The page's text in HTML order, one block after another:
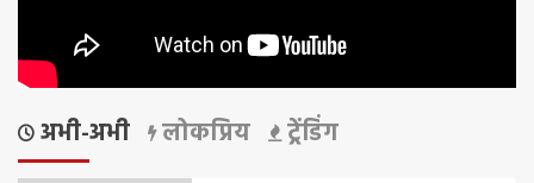
अभी-अभी लोकप्रिय ट्रेंडिंग